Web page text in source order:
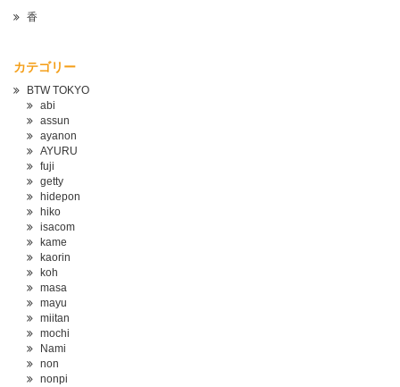
香
カテゴリー
BTW TOKYO
abi
assun
ayanon
AYURU
fuji
getty
hidepon
hiko
isacom
kame
kaorin
koh
masa
mayu
miitan
mochi
Nami
non
nonpi